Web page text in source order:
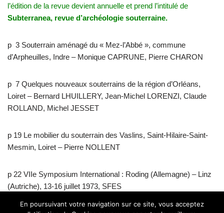
l’édition de la revue devient annuelle et prend l’intitulé de
Subterranea, revue d’archéologie souterraine.
p 3 Souterrain aménagé du « Mez-l’Abbé », commune
d’Arpheuilles, Indre – Monique CAPRUNE, Pierre CHARON
p 7 Quelques nouveaux souterrains de la région d’Orléans,
Loiret – Bernard LHUILLERY, Jean-Michel LORENZI, Claude
ROLLAND, Michel JESSET
p 19 Le mobilier du souterrain des Vaslins, Saint-Hilaire-Saint-
Mesmin, Loiret – Pierre NOLLENT
p 22 VIIe Symposium International : Roding (Allemagne) – Linz
(Autriche), 13-16 juillet 1973, SFES
En poursuivant votre navigation sur ce site, vous acceptez